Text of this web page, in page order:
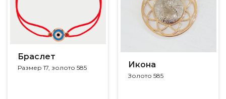
Браслет
Размер 17, золото 585 Икона
Золото 585